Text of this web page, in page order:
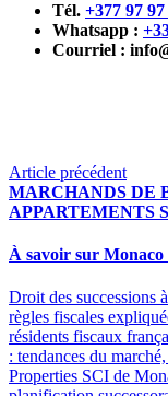
Tél. +377 97
Whatsapp :
Courriel :
Article précédent
MARCHANDS DE
APPARTEMENTS
À savoir sur
Droit des successions
règles fiscales
résidents fiscaux
: tendances du
Properties SCI de